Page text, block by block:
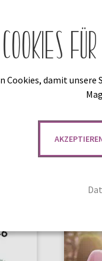
Das
Cookies
Cookies, damit